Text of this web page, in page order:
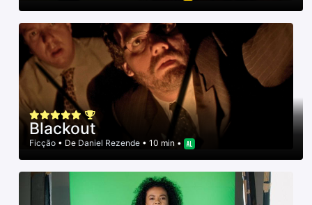
Blackout
Ficção • De Daniel Rezende • 10 min •